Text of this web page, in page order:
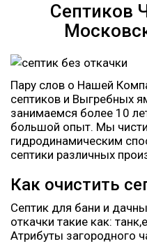
Септиков
Пару слов о Нашей
септиков и Выгребных
занимаемся более 10
большой опыт. Мы
гидродинамическим
септики различных
Как очистить
Септик для бани и
откачки такие как:
Атрибуты загородного